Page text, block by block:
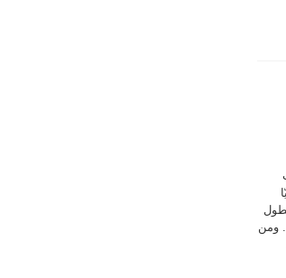
ومن